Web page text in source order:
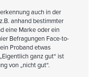
auch in der
anhand bestimmter
eine Marke oder ein
Befragungen Face-to-
Proband etwas
ganz gut“ ist
von „nicht gut“.